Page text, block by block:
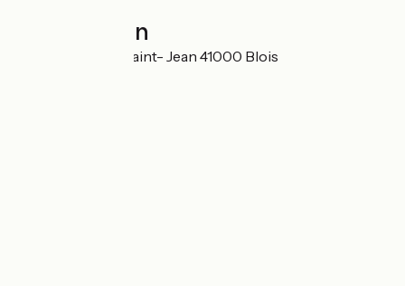
Localisation
21 Rue du Bourg Saint- Jean 41000 Blois